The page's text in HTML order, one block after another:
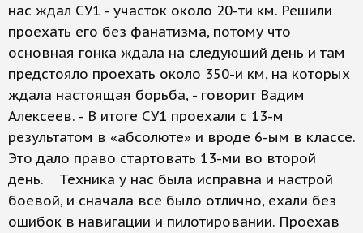
нас ждал СУ1 - участок около 20-ти км. Решили
проехать его без фанатизма, потому что
основная гонка ждала на следующий день и там
предстояло проехать около 350-и км, на которых
ждала настоящая борьба, - говорит Вадим
Алексеев. - В итоге СУ1 проехали с 13-м
результатом в «абсолюте» и вроде 6-ым в классе.
Это дало право стартовать 13-ми во второй
день. Техника у нас была исправна и настрой
боевой, и сначала все было отлично, ехали без
ошибок в навигации и пилотировании. Проехав